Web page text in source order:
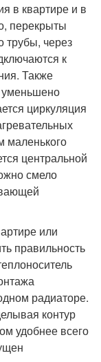
в квартире и в
перекрыты
трубы, через
к
Также
циркуляция
маленького
центральной
смело
или
правильность
радиаторе.
контур
удобнее всего